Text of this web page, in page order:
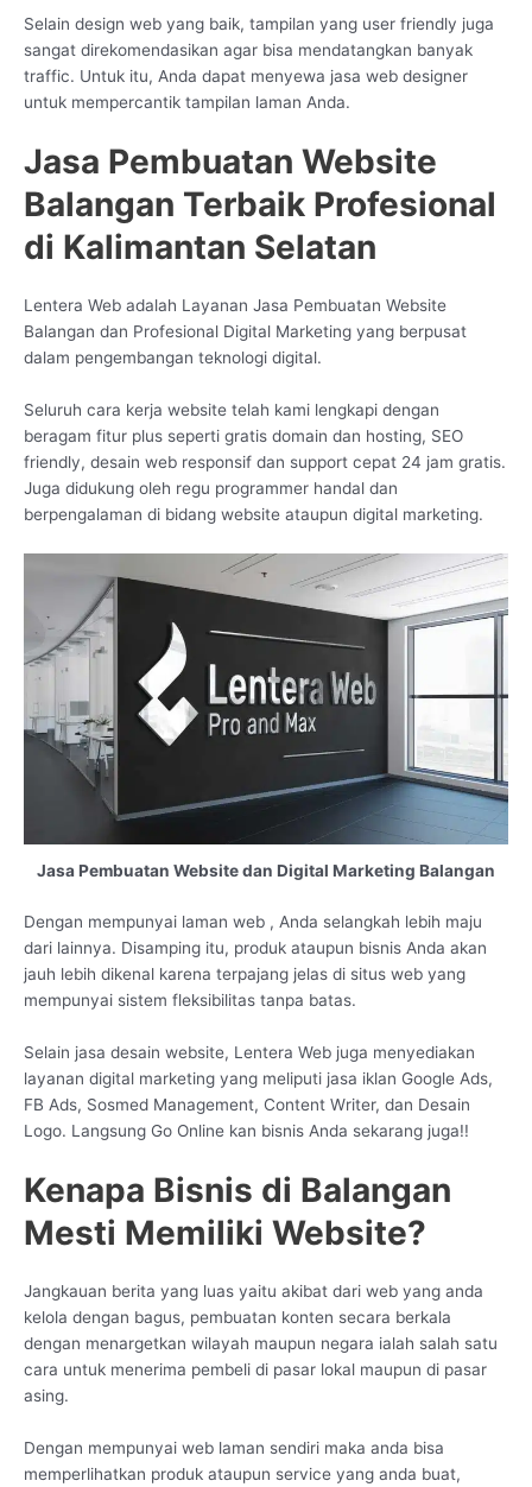
Selain design web yang baik, tampilan yang user friendly juga
sangat direkomendasikan agar bisa mendatangkan banyak
traffic. Untuk itu, Anda dapat menyewa jasa web designer
untuk mempercantik tampilan laman Anda.
Jasa Pembuatan Website
Balangan Terbaik Profesional
di Kalimantan Selatan
Lentera Web adalah Layanan Jasa Pembuatan Website
Balangan dan Profesional Digital Marketing yang berpusat
dalam pengembangan teknologi digital.
Seluruh cara kerja website telah kami lengkapi dengan
beragam fitur plus seperti gratis domain dan hosting, SEO
friendly, desain web responsif dan support cepat 24 jam gratis.
Juga didukung oleh regu programmer handal dan
berpengalaman di bidang website ataupun digital marketing.
Jasa Pembuatan Website dan Digital Marketing Balangan
Dengan mempunyai laman web , Anda selangkah lebih maju
dari lainnya. Disamping itu, produk ataupun bisnis Anda akan
jauh lebih dikenal karena terpajang jelas di situs web yang
mempunyai sistem fleksibilitas tanpa batas.
Selain jasa desain website, Lentera Web juga menyediakan
layanan digital marketing yang meliputi jasa iklan Google Ads,
FB Ads, Sosmed Management, Content Writer, dan Desain
Logo. Langsung Go Online kan bisnis Anda sekarang juga!!
Kenapa Bisnis di Balangan
Mesti Memiliki Website?
Jangkauan berita yang luas yaitu akibat dari web yang anda
kelola dengan bagus, pembuatan konten secara berkala
dengan menargetkan wilayah maupun negara ialah salah satu
cara untuk menerima pembeli di pasar lokal maupun di pasar
asing.
Dengan mempunyai web laman sendiri maka anda bisa
memperlihatkan produk ataupun service yang anda buat,